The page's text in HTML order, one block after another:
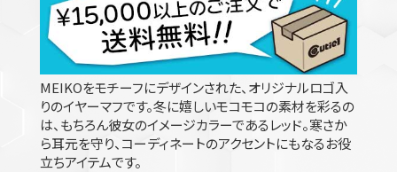
MEIKOをモチーフにデザインされた、オリジナルロゴ入
りのイヤーマフです。冬に嬉しいモコモコの素材を彩るの
は、もちろん彼女のイメージカラーであるレッド。寒さか
ら耳元を守り、コーディネートのアクセントにもなるお役
立ちアイテムです。